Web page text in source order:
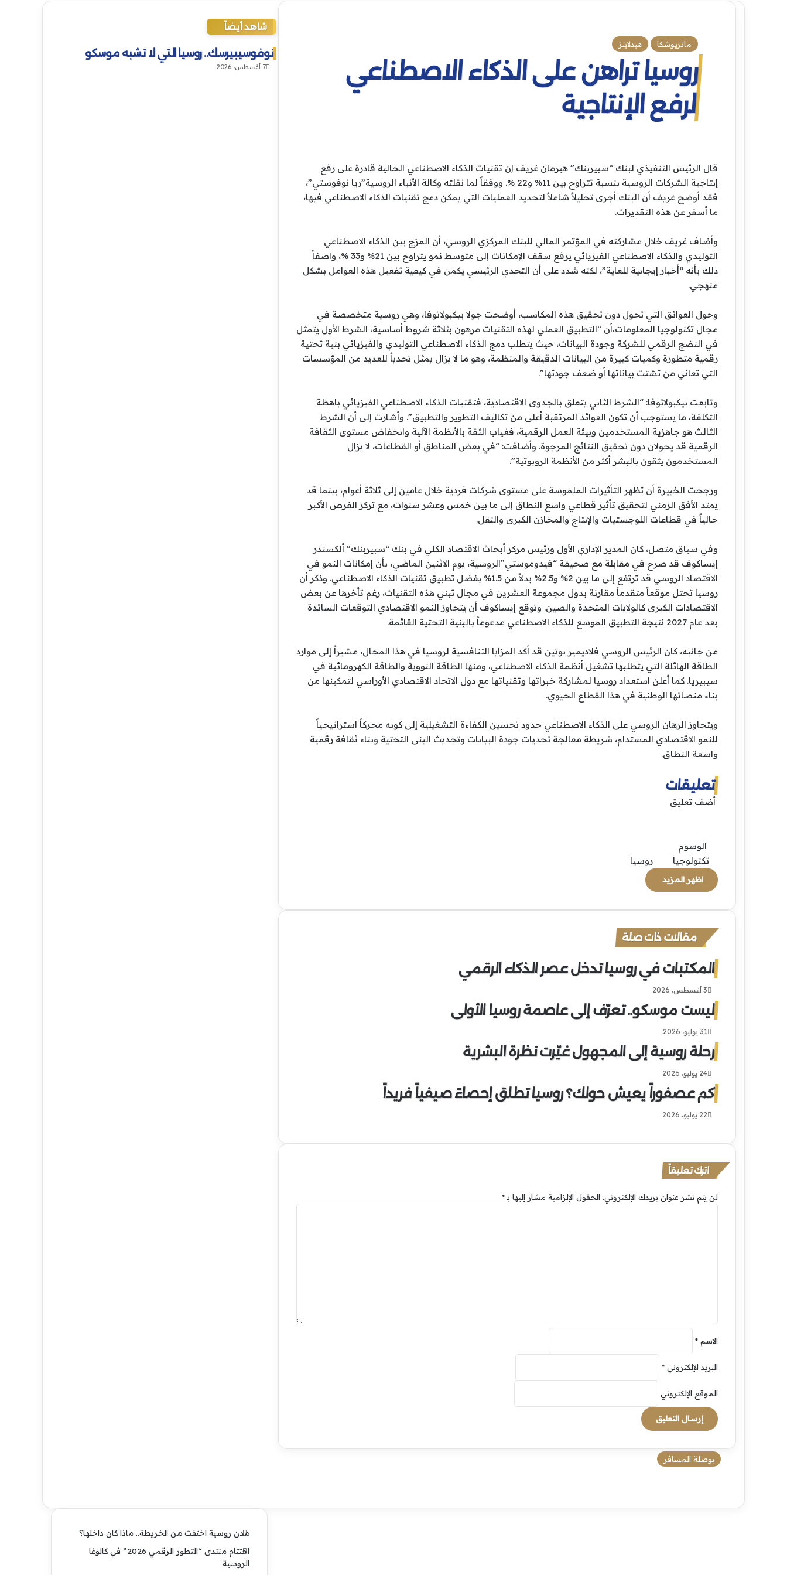
ماتريوشكا هيدلاينز
روسيا تراهن على الذكاء الاصطناعي
لرفع الإنتاجية
قال الرئيس التنفيذي لبنك “سبيربنك” هيرمان غريف إن تقنيات الذكاء الاصطناعي الحالية قادرة على رفع
إنتاجية الشركات الروسية بنسبة تتراوح بين 11% و22 %. ووفقاً لما نقلته وكالة الأنباء الروسية”ريا نوفوستي”،
فقد أوضح غريف أن البنك أجرى تحليلاً شاملاً لتحديد العمليات التي يمكن دمج تقنيات الذكاء الاصطناعي فيها،
ما أسفر عن هذه التقديرات.
وأضاف غريف خلال مشاركته في المؤتمر المالي للبنك المركزي الروسي، أن المزج بين الذكاء الاصطناعي
التوليدي والذكاء الاصطناعي الفيزيائي يرفع سقف الإمكانات إلى متوسط نمو يتراوح بين 21% و33 %، واصفاً
ذلك بأنه “أخبار إيجابية للغاية”، لكنه شدد على أن التحدي الرئيسي يكمن في كيفية تفعيل هذه العوامل بشكل
منهجي.
وحول العوائق التي تحول دون تحقيق هذه المكاسب، أوضحت جولا بيكبولاتوفا، وهي روسية متخصصة في
مجال تكنولوجيا المعلومات،أن “التطبيق العملي لهذه التقنيات مرهون بثلاثة شروط أساسية، الشرط الأول يتمثل
في النضج الرقمي للشركة وجودة البيانات، حيث يتطلب دمج الذكاء الاصطناعي التوليدي والفيزيائي بنية تحتية
رقمية متطورة وكميات كبيرة من البيانات الدقيقة والمنظمة، وهو ما لا يزال يمثل تحدياً للعديد من المؤسسات
التي تعاني من تشتت بياناتها أو ضعف جودتها”.
وتابعت بيكبولاتوفا: “الشرط الثاني يتعلق بالجدوى الاقتصادية، فتقنيات الذكاء الاصطناعي الفيزيائي باهظة
التكلفة، ما يستوجب أن تكون العوائد المرتقبة أعلى من تكاليف التطوير والتطبيق”. وأشارت إلى أن الشرط
الثالث هو جاهزية المستخدمين وبيئة العمل الرقمية، فغياب الثقة بالأنظمة الآلية وانخفاض مستوى الثقافة
الرقمية قد يحولان دون تحقيق النتائج المرجوة. وأضافت: “في بعض المناطق أو القطاعات، لا يزال
المستخدمون يثقون بالبشر أكثر من الأنظمة الروبوتية”.
ورجحت الخبيرة أن تظهر التأثيرات الملموسة على مستوى شركات فردية خلال عامين إلى ثلاثة أعوام، بينما قد
يمتد الأفق الزمني لتحقيق تأثير قطاعي واسع النطاق إلى ما بين خمس وعشر سنوات، مع تركز الفرص الأكبر
حالياً في قطاعات اللوجستيات والإنتاج والمخازن الكبرى والنقل.
وفي سياق متصل، كان المدير الإداري الأول ورئيس مركز أبحاث الاقتصاد الكلي في بنك “سبيربنك” ألكسندر
إيساكوف قد صرح في مقابلة مع صحيفة “فيدوموستي”الروسية، يوم الاثنين الماضي، بأن إمكانات النمو في
الاقتصاد الروسي قد ترتفع إلى ما بين 2% و2.5% بدلاً من 1.5% بفضل تطبيق تقنيات الذكاء الاصطناعي. وذكر أن
روسيا تحتل موقعاً متقدماً مقارنة بدول مجموعة العشرين في مجال تبني هذه التقنيات، رغم تأخرها عن بعض
الاقتصادات الكبرى كالولايات المتحدة والصين. وتوقع إيساكوف أن يتجاوز النمو الاقتصادي التوقعات السائدة
بعد عام 2027 نتيجة التطبيق الموسع للذكاء الاصطناعي مدعوماً بالبنية التحتية القائمة.
من جانبه، كان الرئيس الروسي فلاديمير بوتين قد أكد المزايا التنافسية لروسيا في هذا المجال، مشيراً إلى موارد
الطاقة الهائلة التي يتطلبها تشغيل أنظمة الذكاء الاصطناعي، ومنها الطاقة النووية والطاقة الكهرومائية في
سيبيريا. كما أعلن استعداد روسيا لمشاركة خبراتها وتقنياتها مع دول الاتحاد الاقتصادي الأوراسي لتمكينها من
بناء منصاتها الوطنية في هذا القطاع الحيوي.
ويتجاوز الرهان الروسي على الذكاء الاصطناعي حدود تحسين الكفاءة التشغيلية إلى كونه محركاً استراتيجياً
للنمو الاقتصادي المستدام، شريطة معالجة تحديات جودة البيانات وتحديث البنى التحتية وبناء ثقافة رقمية
واسعة النطاق.
تعليقات
أضف تعليق
الوسوم
تكنولوجيا
روسيا
اظهر المزيد
مقالات ذات صلة
المكتبات في روسيا تدخل عصر الذكاء الرقمي
3 أغسطس، 2026
ليست موسكو.. تعرّف إلى عاصمة روسيا الأولى
31 يوليو، 2026
رحلة روسية إلى المجهول غيّرت نظرة البشرية
24 يوليو، 2026
كم عصفوراً يعيش حولك؟ روسيا تطلق إحصاءً صيفياً فريداً
22 يوليو، 2026
اترك تعليقاً
لن يتم نشر عنوان بريدك الإلكتروني. الحقول الإلزامية مشار إليها بـ*
الاسم *
البريد الإلكتروني *
الموقع الإلكتروني
شاهد أيضاً
بوصلة المسافر
نوفوسيبيرسك.. روسيا التي لا تشبه موسكو
7 أغسطس، 2026
مدن روسية اختفت من الخريطة.. ماذا كان داخلها؟
اختتام منتدى “التطور الرقمي 2026” في كالوغا
الروسية